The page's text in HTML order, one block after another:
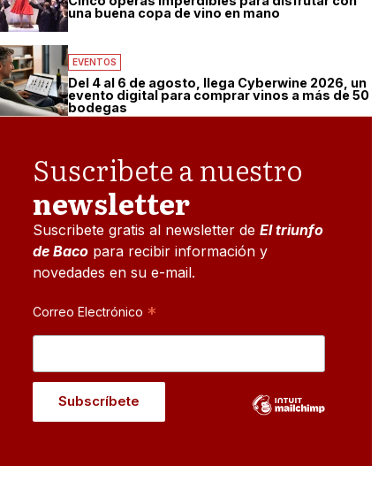
una buena copa de vino en mano
EVENTOS
Del 4 al 6 de agosto, llega Cyberwine 2026, un
evento digital para comprar vinos a más de 50
bodegas
Suscribete a nuestro
newsletter
Suscribete gratis al newsletter deEl triunfo
de Baco para recibir información y
novedades en su e-mail.
Correo Electrónico *